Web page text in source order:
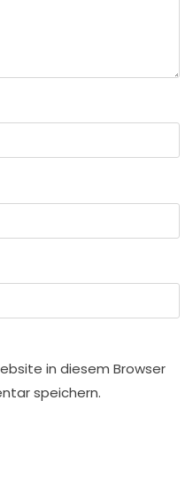
in diesem Browser
speichern.